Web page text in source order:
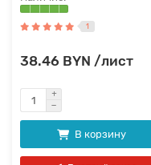
1
38.46 BYN /лист
В корзину